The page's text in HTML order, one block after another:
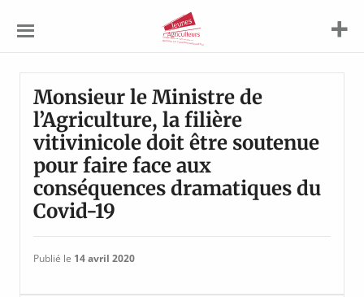
Agriculteurs
Monsieur le Ministre de
l’Agriculture, la filière
vitivinicole doit être soutenue
pour faire face aux
conséquences dramatiques du
Covid-19
Publié le 14 avril 2020